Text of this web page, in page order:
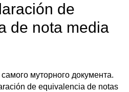
de
de nota media
муторного документа.
de equivalencia de notas